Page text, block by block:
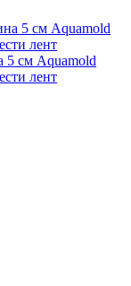
5 см Aquamold
лент